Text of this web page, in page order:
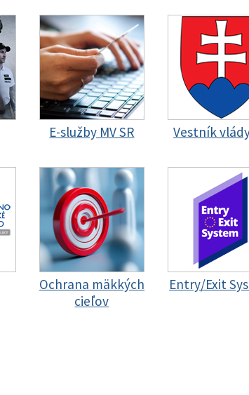
E-služby MV SR Vestník
Ochrana mäkkých
cieľov
Entry/Exit